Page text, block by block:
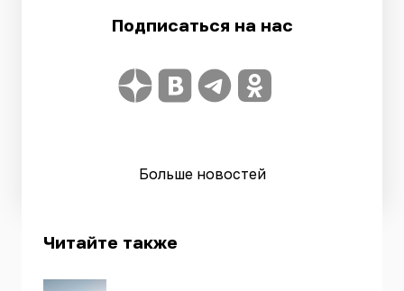
Подписаться на нас
Больше новостей
Читайте также